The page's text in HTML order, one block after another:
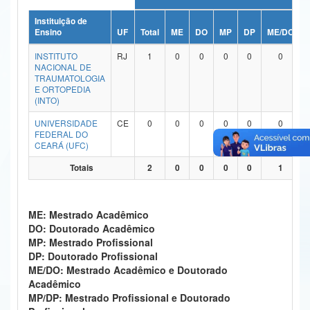
Ministério da Ciência, Tecnologia, Inovações e Comunicações
Ministério do Meio Ambiente
Ministério do Turismo
Ministério do Desenvolvimento Regional
Controladoria-Geral da União
Ministério da Mulher, da Família e dos Direitos Humanos
Secretaria-Geral
Secretaria de Governo
Gabinete de Segurança Institucional
Advocacia-Geral da União
Banco Central do Brasil
Instituição de
Ensino
UF Total ME DO MP DP ME/DO
INSTITUTO
NACIONAL DE
TRAUMATOLOGIA
E ORTOPEDIA
(INTO)
RJ 1 0 0 0 0 0
UNIVERSIDADE
FEDERAL DO
CEARÁ (UFC)
CE 0 0 0 0 0 0
Totais 2 0 0 0 0 1
ME: Mestrado Acadêmico
DO: Doutorado Acadêmico
MP: Mestrado Profissional
DP: Doutorado Profissional
ME/DO: Mestrado Acadêmico e Doutorado
Acadêmico
MP/DP: Mestrado Profissional e Doutorado